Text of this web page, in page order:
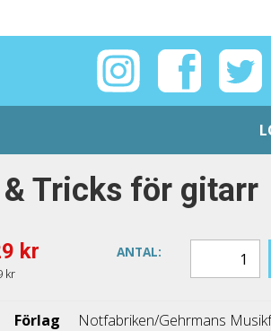
Tricks för gitarr
kr
kr
ANTAL:
Förlag
Notfabriken/Gehrmans